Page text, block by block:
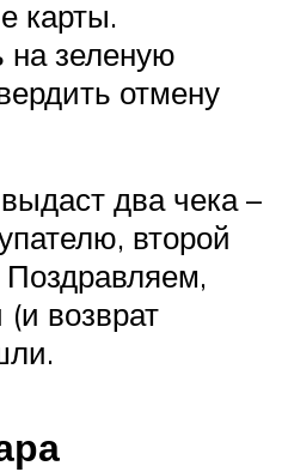
карты.
на зеленую
отмену
два чека –
второй
Поздравляем,
возврат